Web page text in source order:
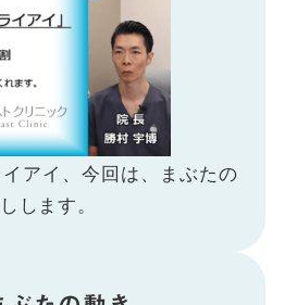
アイ、今回は、まぶたの
します。